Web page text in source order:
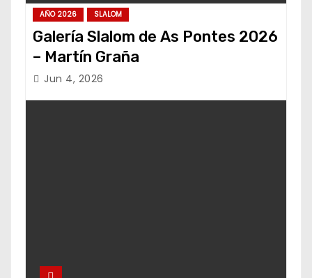
AÑO 2026 SLALOM
Galería Slalom de As Pontes 2026
– Martín Graña
Jun 4, 2026